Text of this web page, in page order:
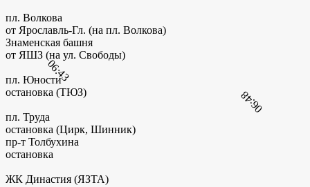
06:48
пл. Волкова
от Ярославль-Гл. (на пл. Волкова)
Знаменская башня
от ЯШЗ (на ул. Свободы)
пл. Юности
остановка (ТЮЗ)
пл. Труда
остановка (Цирк, Шинник)
пр-т Толбухина
остановка
06:43
ЖК Династия (ЯЗТА)